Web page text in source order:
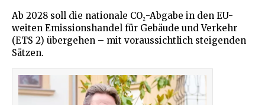
Ab 2028 soll die nationale CO₂-Abgabe in den EU-
weiten Emissionshandel für Gebäude und Verkehr
(ETS 2) übergehen – mit voraussichtlich steigenden
Sätzen.